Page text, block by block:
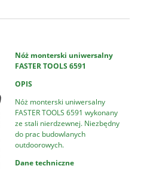
Nóż monterski uniwersalny
FASTER TOOLS 6591
OPIS
Nóż monterski uniwersalny
FASTER TOOLS 6591 wykonany
ze stali nierdzewnej. Niezbędny
do prac budowlanych
outdoorowych.
Dane techniczne